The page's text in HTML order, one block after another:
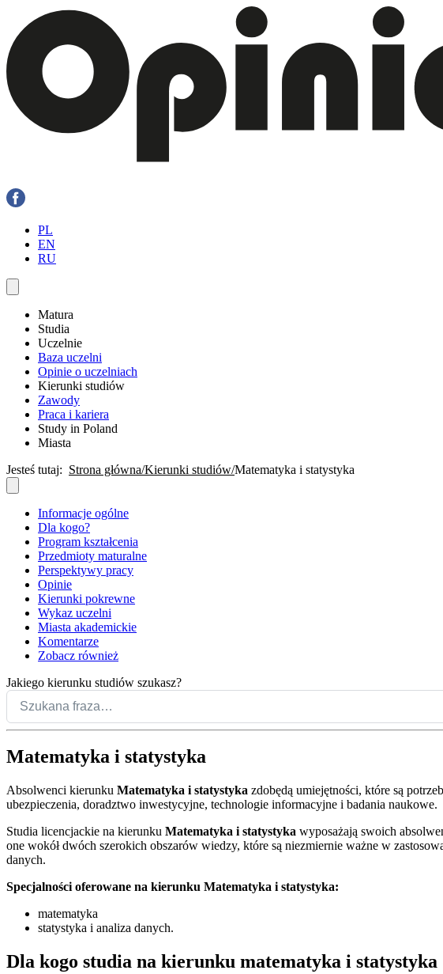
PL
EN
RU
Matura
Studia
Uczelnie
Baza uczelni
Opinie o uczelniach
Kierunki studiów
Zawody
Praca i kariera
Study in Poland
Miasta
Jesteś tutaj: Strona główna Kierunki studiów Matematyka i statystyka
Informacje ogólne
Dla kogo?
Program kształcenia
Przedmioty maturalne
Perspektywy pracy
Opinie
Kierunki pokrewne
Wykaz uczelni
Miasta akademickie
Komentarze
Zobacz również
Jakiego kierunku studiów szukasz?
Matematyka i statystyka
Absolwenci kierunku Matematyka i statystyka zdobędą umiejętności, które są
ubezpieczenia, doradztwo inwestycyjne, technologie informacyjne i badania naukowe.
Studia licencjackie na kierunku Matematyka i statystyka wyposażają swoich
one wokół dwóch szerokich obszarów wiedzy, które są niezmiernie ważne w
danych.
Specjalności oferowane na kierunku Matematyka i statystyka:
matematyka
statystyka i analiza danych.
Dla kogo studia na kierunku matematyka i statystyka